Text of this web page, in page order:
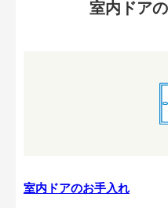
室内ドア
室内ドアのお手入れ